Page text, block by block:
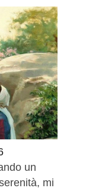
un
mi